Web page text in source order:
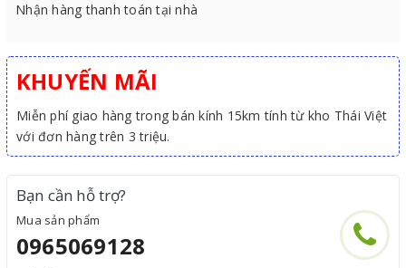
Nhận hàng thanh toán tại nhà
KHUYẾN MÃI
Miễn phí giao hàng trong bán kính 15km tính từ kho Thái Việt
với đơn hàng trên 3 triệu.
Bạn cần hỗ trợ?
Mua sản phẩm
0965069128